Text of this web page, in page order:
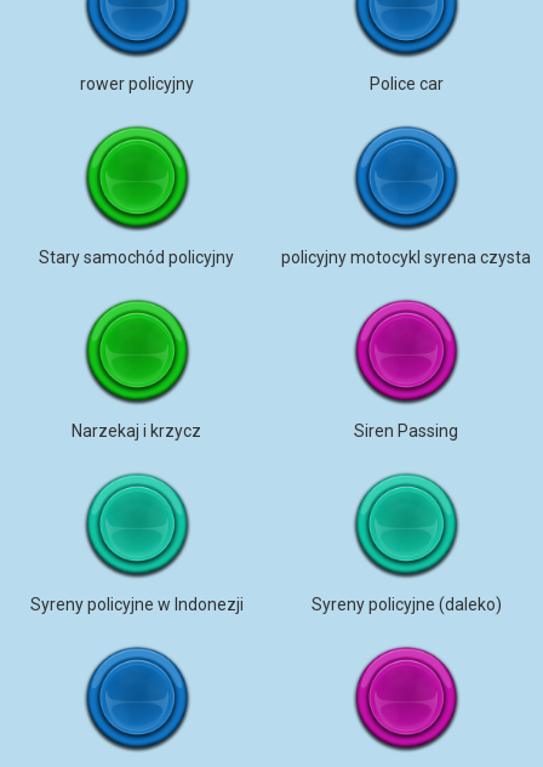
rower policyjny Police car
Stary samochód policyjny policyjny motocykl syrena czysta
Narzekaj i krzycz Siren Passing
Syreny policyjne w Indonezji Syreny policyjne (daleko)